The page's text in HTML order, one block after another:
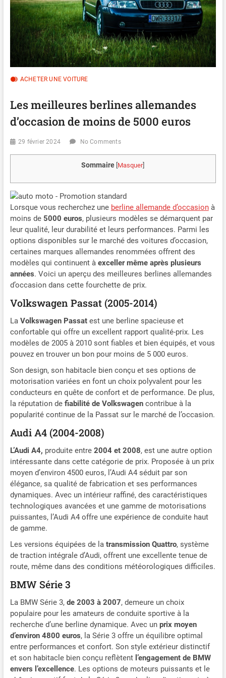
ACHETER UNE VOITURE
Les meilleures berlines allemandes
d’occasion de moins de 5000 euros
29 février 2024 No Comments
Sommaire Masquer]
Lorsque vous recherchez une berline allemande d’occasionà
moins de 5000 euros, plusieurs modèles se démarquent par
leur qualité, leur durabilité et leurs performances. Parmi les
options disponibles sur le marché des voitures d’occasion,
certaines marques allemandes renommées offrent des
modèles qui continuent à exceller même après plusieurs
années. Voici un aperçu des meilleures berlines allemandes
d’occasion dans cette fourchette de prix.
Volkswagen Passat (2005-2014)
La Volkswagen Passatest une berline spacieuse et
confortable qui offre un excellent rapport qualité-prix. Les
modèles de 2005 à 2010 sont fiables et bien équipés, et vous
pouvez en trouver un bon pour moins de 5 000 euros.
Son design, son habitacle bien conçu et ses options de
motorisation variées en font un choix polyvalent pour les
conducteurs en quête de confort et de performance. De plus,
la réputation de fiabilité de Volkswagencontribue à la
popularité continue de la Passat sur le marché de l’occasion.
Audi A4 (2004-2008)
L’Audi A4, produite entre 2004 et 2008, est une autre option
intéressante dans cette catégorie de prix. Proposée à un prix
moyen d’environ 4500 euros, l’Audi A4 séduit par son
élégance, sa qualité de fabrication et ses performances
dynamiques. Avec un intérieur raffiné, des caractéristiques
technologiques avancées et une gamme de motorisations
puissantes, l’Audi A4 offre une expérience de conduite haut
de gamme.
Les versions équipées de la transmission Quattro, système
de traction intégrale d’Audi, offrent une excellente tenue de
route, même dans des conditions météorologiques difficiles.
BMW Série 3
La BMW Série 3,de 2003 à 2007, demeure un choix
populaire pour les amateurs de conduite sportive à la
recherche d’une berline dynamique. Avec un prix moyen
d’environ 4800 euros, la Série 3 offre un équilibre optimal
entre performances et confort. Son style extérieur distinctif
et son habitacle bien conçu reflètent l’engagement de BMW
envers l’excellence. Les options de moteurs puissants et le